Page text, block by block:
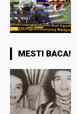
MESTI BACA!